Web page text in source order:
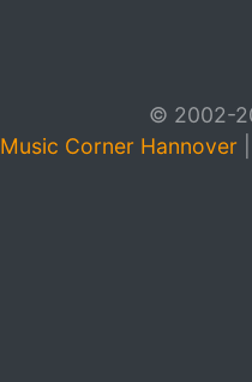
© 2002-
Music Corner Hannover